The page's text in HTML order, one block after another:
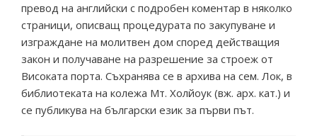
превод на английски с подробен коментар в няколко
страници, описващ процедурата по закупуване и
изграждане на молитвен дом според действащия
закон и получаване на разрешение за строеж от
Високата порта. Съхранява се в архива на сем. Лок, в
библиотеката на колежа Мт. Холйоук (вж. арх. кат.) и
се публикува на български език за първи път.